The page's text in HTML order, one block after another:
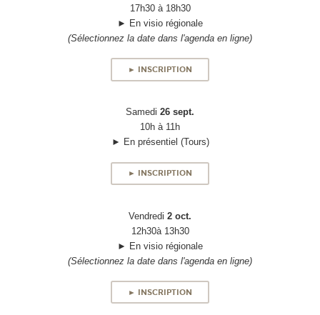
17h30 à 18h30
► En visio régionale
(Sélectionnez la date dans l'agenda en ligne)
► INSCRIPTION
Samedi 26 sept.
10h à 11h
► En présentiel (Tours)
► INSCRIPTION
Vendredi 2 oct.
12h30à 13h30
► En visio régionale
(Sélectionnez la date dans l'agenda en ligne)
► INSCRIPTION